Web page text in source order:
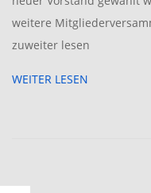
weitere
zuweiter lesen
WEITER LESEN